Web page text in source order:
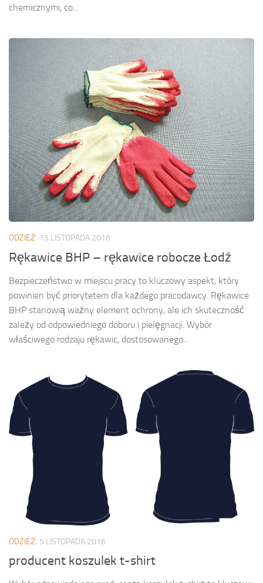
chemicznymi, co...
ODZIEŻ 15 LISTOPADA 2016
Rękawice BHP – rękawice robocze Łodź
Bezpieczeństwo w miejscu pracy to kluczowy aspekt, który
powinien być priorytetem dla każdego pracodawcy. Rękawice
BHP stanowią ważny element ochrony, ale ich skuteczność
zależy od odpowiedniego doboru i pielęgnacji. Wybór
właściwego rodzaju rękawic, dostosowanego...
ODZIEŻ 5 LISTOPADA 2016
producent koszulek t-shirt